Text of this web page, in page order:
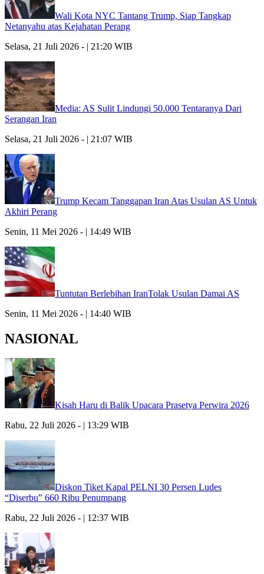
Wali Kota NYC Tantang Trump, Siap Tangkap
Netanyahu atas Kejahatan Perang
Selasa, 21 Juli 2026 - | 21:20 WIB
Media: AS Sulit Lindungi 50.000 Tentaranya Dari
Serangan Iran
Selasa, 21 Juli 2026 - | 21:07 WIB
Trump Kecam Tanggapan Iran Atas Usulan AS Untuk
Akhiri Perang
Senin, 11 Mei 2026 - | 14:49 WIB
Tuntutan Berlebihan IranTolak Usulan Damai AS
Senin, 11 Mei 2026 - | 14:40 WIB
NASIONAL
Kisah Haru di Balik Upacara Prasetya Perwira 2026
Rabu, 22 Juli 2026 - | 13:29 WIB
Diskon Tiket Kapal PELNI 30 Persen Ludes
“Diserbu” 660 Ribu Penumpang
Rabu, 22 Juli 2026 - | 12:37 WIB